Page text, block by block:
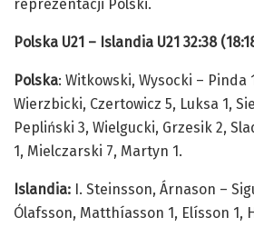
reprezentacji Polski.
Polska U21 – Islandia U21 32:38
Polska: Witkowski, Wysocki – Pinda
Wierzbicki, Czertowicz 5, Luksa 1,
Pepliński 3, Wielgucki, Grzesik 2,
1, Mielczarski 7, Martyn 1.
Islandia: I. Steinsson, Árnason –
Ólafsson, Matthíasson 1, Elísson 1,